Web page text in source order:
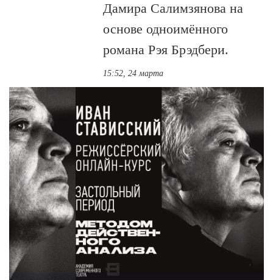
Дамира Салимзянова на
основе одноимённого
романа Рэя Брэдбери.
15:52, 24 марта